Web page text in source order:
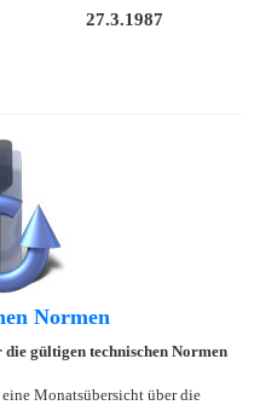
27.3.1987
Normen
die gültigen technischen Normen
Monatsübersicht über die